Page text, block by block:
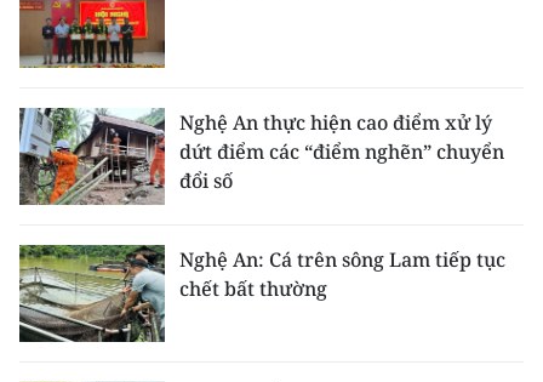
Nghệ An thực hiện cao điểm xử lý
dứt điểm các “điểm nghẽn” chuyển
đổi số
Nghệ An: Cá trên sông Lam tiếp tục
chết bất thường